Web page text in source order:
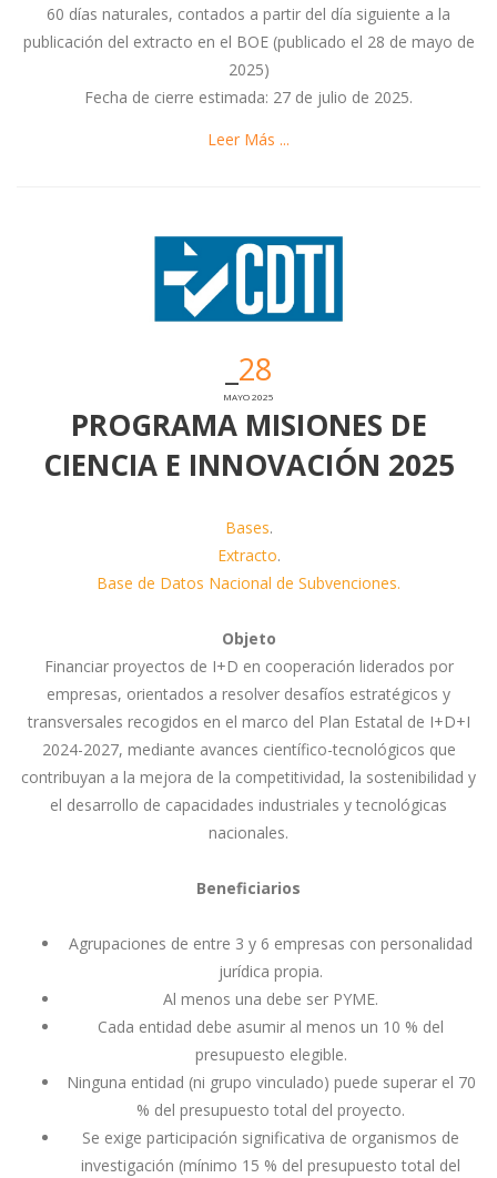
60 días naturales, contados a partir del día siguiente a la
publicación del extracto en el BOE (publicado el 28 de mayo de
2025)
Fecha de cierre estimada: 27 de julio de 2025.
Leer Más ...
28
MAYO 2025
PROGRAMA MISIONES DE
CIENCIA E INNOVACIÓN 2025
Bases.
Extracto.
Base de Datos Nacional de Subvenciones.
Objeto
Financiar proyectos de I+D en cooperación liderados por
empresas, orientados a resolver desafíos estratégicos y
transversales recogidos en el marco del Plan Estatal de I+D+I
2024-2027, mediante avances científico-tecnológicos que
contribuyan a la mejora de la competitividad, la sostenibilidad y
el desarrollo de capacidades industriales y tecnológicas
nacionales.
Beneficiarios
Agrupaciones de entre 3 y 6 empresas con personalidad
jurídica propia.
Al menos una debe ser PYME.
Cada entidad debe asumir al menos un 10 % del
presupuesto elegible.
Ninguna entidad (ni grupo vinculado) puede superar el 70
% del presupuesto total del proyecto.
Se exige participación significativa de organismos de
investigación (mínimo 15 % del presupuesto total del